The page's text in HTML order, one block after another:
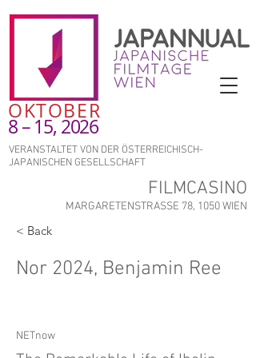
OKTOBER
8 – 15, 2026
VERANSTALTET VON DER ÖSTERREICHISCH-
JAPANISCHEN GESELLSCHAFT
FILMCASINO
MARGARETENSTRASSE 78, 1050 WIEN
< Back
Nor 2024, Benjamin Ree
NETnow